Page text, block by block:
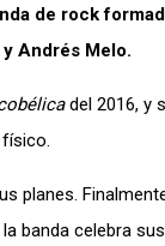
de rock
Andrés Melo.
del 2016, y
planes.
banda celebra